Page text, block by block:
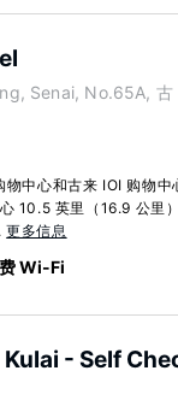
Senai, No.65A, 古
中心和古来 IOI 购物中
10.5 英里（16.9 公里
更多信息
Wi-Fi
- Self